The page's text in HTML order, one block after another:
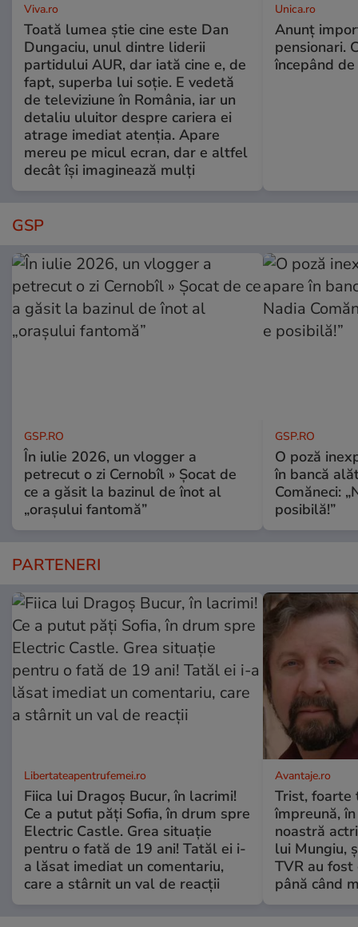
Viva.ro
Toată lumea știe cine este Dan
Dungaciu, unul dintre liderii
partidului AUR, dar iată cine e, de
fapt, superba lui soție. E vedetă
de televiziune în România, iar un
detaliu uluitor despre cariera ei
atrage imediat atenția. Apare
mereu pe micul ecran, dar e altfel
decât își imaginează mulți
Unica.ro
Anunț
pensionari.
începând
GSP
GSP.RO
În iulie 2026, un vlogger a
petrecut o zi Cernobîl » Șocat de
ce a găsit la bazinul de înot al
„orașului fantomă”
GSP.RO
O poză
în bancă
Comăneci:
posibilă!”
PARTENERI
Libertateapentrufemei.ro
Fiica lui Dragoș Bucur, în lacrimi!
Ce a putut păți Sofia, în drum spre
Electric Castle. Grea situație
pentru o fată de 19 ani! Tatăl ei i-
a lăsat imediat un comentariu,
care a stârnit un val de reacții
Avantaje.ro
Trist, foarte
împreună,
noastră
lui Mungiu,
TVR au
până când